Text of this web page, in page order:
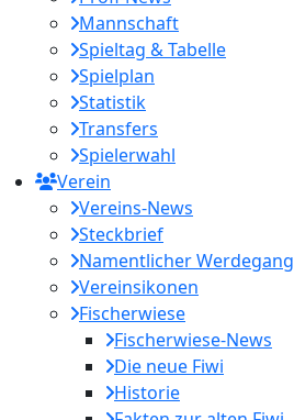
Mannschaft
Spieltag & Tabelle
Spielplan
Statistik
Transfers
Spielerwahl
Verein
Vereins-News
Steckbrief
Namentlicher Werdegang
Vereinsikonen
Fischerwiese
Fischerwiese-News
Die neue Fiwi
Historie